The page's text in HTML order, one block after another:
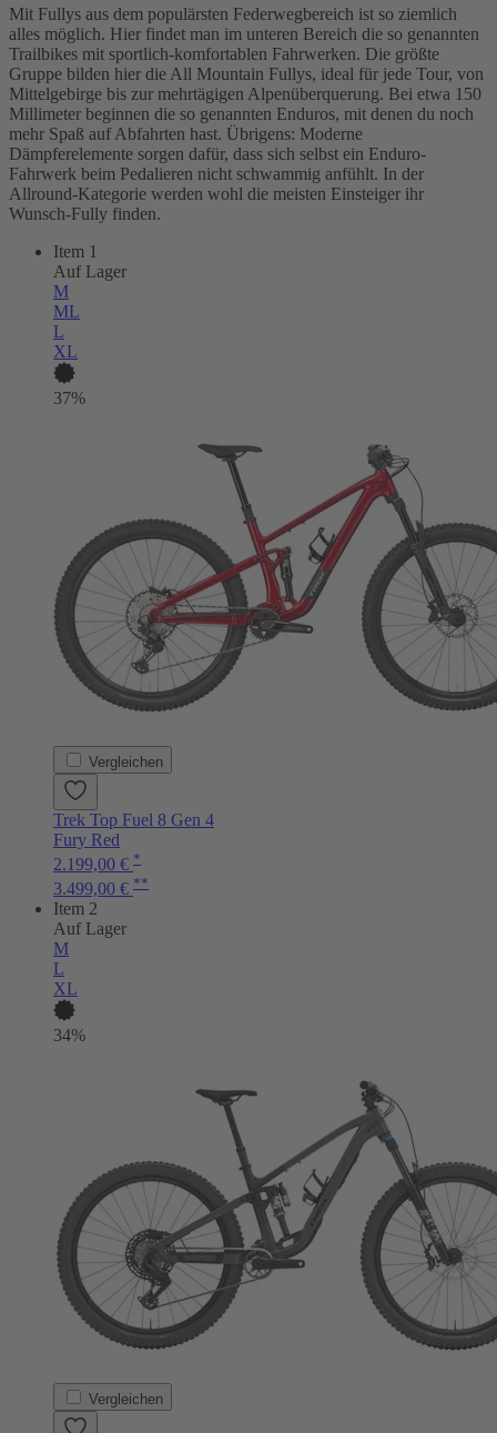
Mit Fullys aus dem populärsten Federwegbereich ist so ziemlich
alles möglich. Hier findet man im unteren Bereich die so genannten
Trailbikes mit sportlich-komfortablen Fahrwerken. Die größte
Gruppe bilden hier die All Mountain Fullys, ideal für jede Tour, von
Mittelgebirge bis zur mehrtägigen Alpenüberquerung. Bei etwa 150
Millimeter beginnen die so genannten Enduros, mit denen du noch
mehr Spaß auf Abfahrten hast. Übrigens: Moderne
Dämpferelemente sorgen dafür, dass sich selbst ein Enduro-
Fahrwerk beim Pedalieren nicht schwammig anfühlt. In der
Allround-Kategorie werden wohl die meisten Einsteiger ihr
Wunsch-Fully finden.
Item 1
Auf Lager
M
ML
L
XL
37%
Vergleichen
Trek Top Fuel 8 Gen 4
Fury Red
2.199,00 € *
3.499,00 € **
Item 2
Auf Lager
M
L
XL
34%
Vergleichen